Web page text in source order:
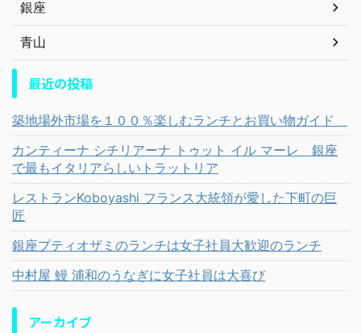
銀座
青山
最近の投稿
築地場外市場を１００％楽しむランチとお買い物ガイド
カンティーナ シチリアーナ トゥット イル マーレ 銀座
で最もイタリアらしいトラットリア
レストランKoboyashi フランス大統領が愛した下町の巨
匠
銀座プティオザミのランチは女子社員大歓迎のランチ
中村屋 鰻 浦和のうなぎに女子社員は大喜び
アーカイブ